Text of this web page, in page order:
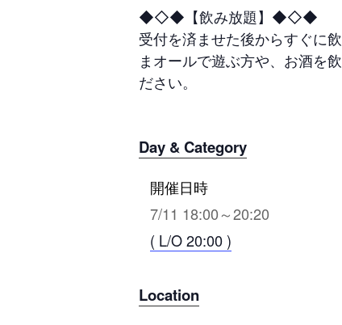
◆◇◆【飲み放題】◆◇◆
受付を済ませた後からすぐに
まオールで遊ぶ方や、お酒を
ださい。
Day & Category
開催日時
7/11 18:00～20:20
( L/O 20:00 )
Location